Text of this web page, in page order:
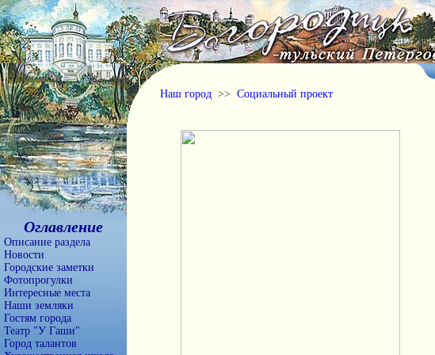
Оглавление
Описание раздела
Новости
Городские заметки
Фотопрогулки
Интересные места
Наши земляки
Гостям города
Театр "У Гаши"
Город талантов
Наш город >> Социальный проект